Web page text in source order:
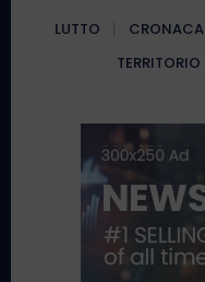
LUTTO CRONACA
TERRITORIO